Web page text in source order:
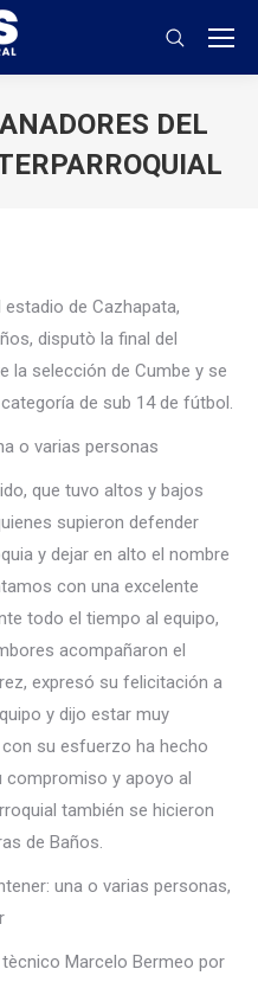
Buscar:
DEL
de Cazhapata,
disputò la final del
la selección de Cumbe y se
de sub 14 de fútbol.
que tuvo altos y bajos
supieron defender
y dejar en alto el nombre
con una excelente
todo el tiempo al equipo,
acompañaron el
expresó su felicitación a
y dijo estar muy
su esfuerzo ha hecho
y apoyo al
también se hicieron
de Baños.
Marcelo Bermeo por